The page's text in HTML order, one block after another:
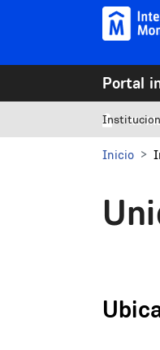
Pasar al contenido principal
Portal
Mi
Inicio